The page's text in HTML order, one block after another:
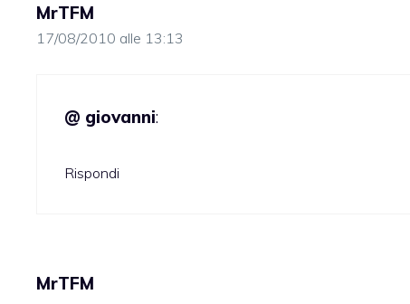
MrTFM
17/08/2010 alle 13:13
@ giovanni:
Rispondi
MrTFM